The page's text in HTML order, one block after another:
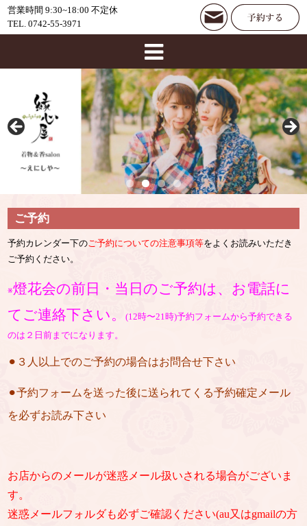
営業時間 9:30~18:00 不定休
TEL. 0742-55-3971
ご予約
予約カレンダー下のご予約についての注意事項等をよくお読みいただき
ご予約ください。
※燈花会の前日・当日のご予約は、お電話に
てご連絡下さい。(12時〜21時)予約フォームから予約できる
のは２日前までになります。
⚫︎３人以上でのご予約の場合はお問合せ下さい
⚫︎予約フォームを送った後に送られてくる予約確定メール
を必ずお読み下さい
お店からのメールが迷惑メール扱いされる場合がございま
す。
迷惑メールフォルダも必ずご確認ください(au又はgmailの方